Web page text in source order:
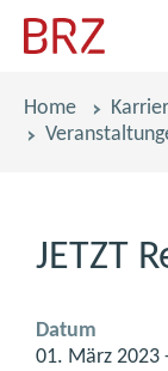
Pfadnavigation
Home
JETZT
Datum
01. März 2023